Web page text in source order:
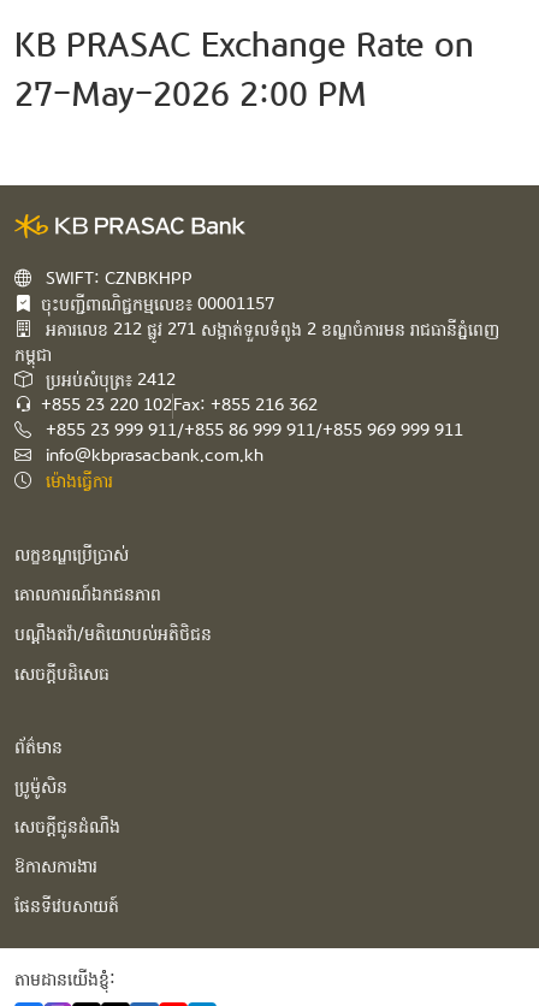
KB PRASAC Exchange Rate on
27-May-2026 2:00 PM
SWIFT: CZNBKHPP
ចុះបញ្ជីពាណិជ្ជកម្មលេខ៖ 00001157
អគារ​លេខ​ 212 ផ្លូវ 271 សង្កាត់ទួលទំពូង 2 ខណ្ឌចំការមន រាជធានីភ្នំពេញ
កម្ពុជា​
ប្រអប់សំបុត្រ៖ 2412
+855 23 220 102Fax: +855 216 362
+855 23 999 911/+855 86 999 911/+855 969 999 911
info@kbprasacbank.com.kh
ម៉ោងធ្វើការ
លក្ខខណ្ឌប្រើប្រាស់
គោលការណ៍ឯកជនភាព
បណ្ដឹងតវ៉ា/មតិយោបល់អតិថិជន
សេចក្ដីបដិសេធ
ព័ត៌មាន
ប្រូម៉ូសិន
សេចក្ដីជូនដំណឹង
ឱកាសការងារ
ផែនទីវេបសាយត៍
តាមដានយើងខ្ញុំំ: